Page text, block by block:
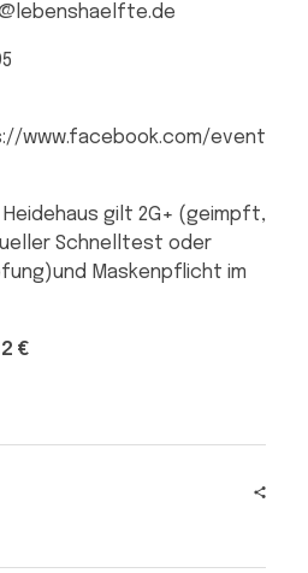
www.facebook.com/event
Heidehaus gilt 2G+ (geimpft,
Schnelltest oder
Maskenpflicht im
€